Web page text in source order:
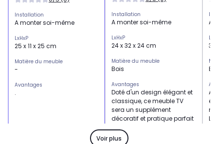
Installation
A monter soi-même
LxHxP
25 x 11 x 25 cm
Matière du meuble
-
Avantages
.
Installation
A monter soi-même
LxHxP
24 x 32 x 24 cm
Matière du meuble
Bois
Avantages
Doté d'un design élégant et
classique, ce meuble TV
sera un supplément
décoratif et pratique parfait
à votre décor.
A
35
Voir plus